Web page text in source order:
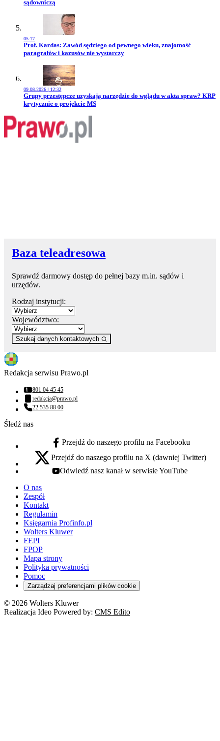
sądowniczą
05:17
Przejdź do artykułu:
Prof. Kardas: Zawód sędziego od pewnego wieku, znajomość
paragrafów i kazusów nie wystarczy
09.08.2026 | 12:32
Przejdź do artykułu:
Grupy przestępcze uzyskają narzędzie do wglądu w akta spraw? KRP
krytycznie o projekcie MS
Baza teleadresowa
Sprawdź darmowy dostęp do pełnej bazy m.in. sądów i
urzędów.
Rodzaj instytucji:
Województwo:
Szukaj danych kontaktowych
Redakcja serwisu Prawo.pl
Numer telefonu:
801 04 45 45
Adres email:
redakcja@prawo.pl
Numer telefonu:
22 535 88 00
Śledź nas
facebook - otwiera się w nowej karcie
Przejdź do naszego profilu na Facebooku
x - otwiera się w nowej karcie
Przejdź do naszego profilu na X (dawniej Twitter)
youtube - otwiera się w nowej karcie
Odwiedź nasz kanał w serwisie YouTube
O nas
Zespół
Kontakt
Regulamin
Księgarnia Profinfo.pl
Wolters Kluwer
FEPI
FPOP
Mapa strony
Polityka prywatności
Pomoc
Zarządzaj preferencjami plików cookie
© 2026 Wolters Kluwer
Realizacja Ideo Powered by: CMS Edito